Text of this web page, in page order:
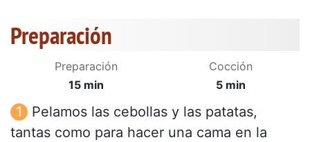
Preparación
Preparación
15 min
Cocción
5 min
Pelamos las cebollas y las patatas,
tantas como para hacer una cama en la